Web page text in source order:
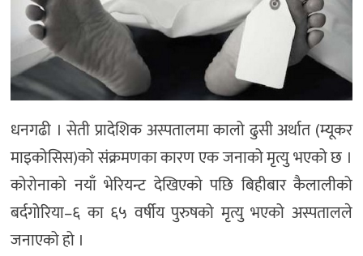
धनगढी । सेती प्रादेशिक अस्पतालमा कालो ढुसी अर्थात (म्यूकर
माइकोसिस)को संक्रमणका कारण एक जनाको मृत्यु भएको छ ।
कोरोनाको नयाँ भेरियन्ट देखिएको पछि बिहीबार कैलालीको
बर्दगोरिया–६ का ६५ वर्षीय पुरुषको मृत्यु भएको अस्पतालले
जनाएको हो ।